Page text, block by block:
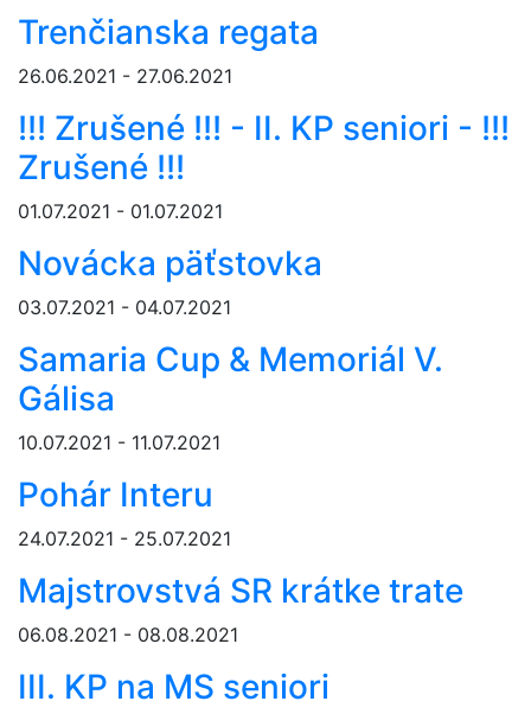
Trenčianska regata
26.06.2021 - 27.06.2021
!!! Zrušené !!! - II. KP seniori - !!!
Zrušené !!!
01.07.2021 - 01.07.2021
Novácka päťstovka
03.07.2021 - 04.07.2021
Samaria Cup & Memoriál V.
Gálisa
10.07.2021 - 11.07.2021
Pohár Interu
24.07.2021 - 25.07.2021
Majstrovstvá SR krátke trate
06.08.2021 - 08.08.2021
III. KP na MS seniori